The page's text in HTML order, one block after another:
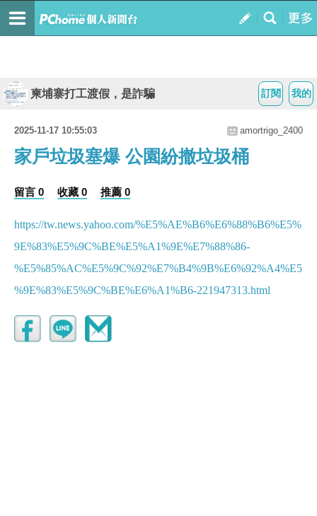
我的
訂閱
柬埔寨打工渡假，是詐騙
2025-11-17 10:55:03 amortrigo_2400
家戶垃圾塞爆 公園紛撤垃圾桶
留言 0 收藏 0 推薦 0
https://tw.news.yahoo.com/%E5%AE%B6%E6%88%B6%E5%
9E%83%E5%9C%BE%E5%A1%9E%E7%88%86-
%E5%85%AC%E5%9C%92%E7%B4%9B%E6%92%A4%E5
%9E%83%E5%9C%BE%E6%A1%B6-221947313.html